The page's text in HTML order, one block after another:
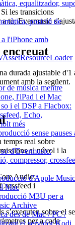
equalitzador,
posició de
l'iPhone amb
de música mentre
l'iPad i el Mac
i el DSP a Flacbox:
Echo,
més
sense pauses
d'Evermusic:
compressor,
d'Apple
Mac
M3U per a
Archive
des de Mac / PC /
el servidor Kodi
les transicions
tu, Evermusic
encreuat
durada ajustable d'1
amb la següent.
temps real sobre
al núvol i la
Audio:
i
s’executen sobre el
per a cada